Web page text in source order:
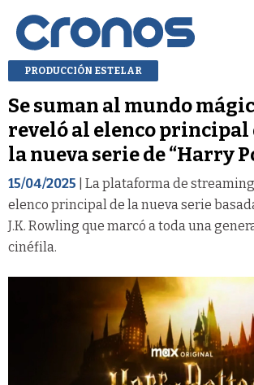
PRODUCCIÓN ESTELAR
Se suman al mundo
reveló al elenco principal
la nueva serie de “Harry
15/04/2025 | La plataforma de
elenco principal de la nueva serie
J.K. Rowling que marcó a toda una
cinéfila.